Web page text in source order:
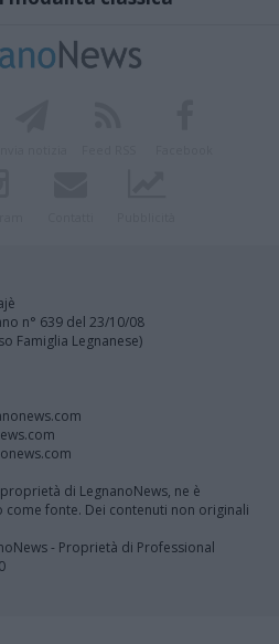
n° 639 del 23/10/08
Famiglia Legnanese)
di LegnanoNews, ne è
fonte. Dei contenuti non originali
- Proprietà di Professional